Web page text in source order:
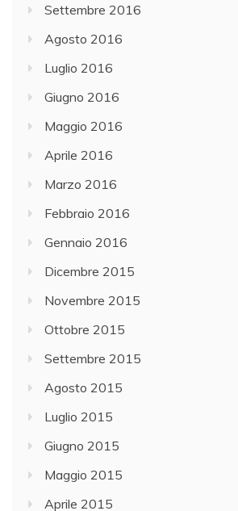
Settembre 2016
Agosto 2016
Luglio 2016
Giugno 2016
Maggio 2016
Aprile 2016
Marzo 2016
Febbraio 2016
Gennaio 2016
Dicembre 2015
Novembre 2015
Ottobre 2015
Settembre 2015
Agosto 2015
Luglio 2015
Giugno 2015
Maggio 2015
Aprile 2015